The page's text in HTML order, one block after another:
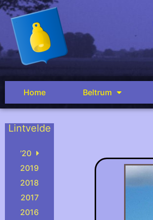
Home Beltrum
Lintvelde
’20
2019
2018
2017
2016